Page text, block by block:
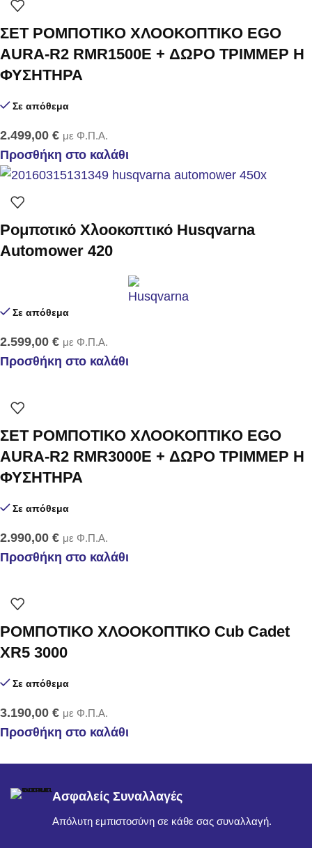
ΣΕΤ ΡΟΜΠΟΤΙΚΟ ΧΛΟΟΚΟΠΤΙΚΟ EGO
AURA-R2 RMR1500E + ΔΩΡΟ ΤΡΙΜΜΕΡ Η
ΦΥΣΗΤΗΡΑ
Σε απόθεμα
2.499,00 € με Φ.Π.Α.
Προσθήκη στο καλάθι
Ρομποτικό Χλοοκοπτικό Husqvarna
Automower 420
Σε απόθεμα
2.599,00 € με Φ.Π.Α.
Προσθήκη στο καλάθι
ΣΕΤ ΡΟΜΠΟΤΙΚΟ ΧΛΟΟΚΟΠΤΙΚΟ EGO
AURA-R2 RMR3000E + ΔΩΡΟ ΤΡΙΜΜΕΡ Η
ΦΥΣΗΤΗΡΑ
Σε απόθεμα
2.990,00 € με Φ.Π.Α.
Προσθήκη στο καλάθι
ΡΟΜΠΟΤΙΚΟ ΧΛΟΟΚΟΠΤΙΚΟ Cub Cadet
XR5 3000
Σε απόθεμα
3.190,00 € με Φ.Π.Α.
Προσθήκη στο καλάθι
Ασφαλείς Συναλλαγές
Απόλυτη εμπιστοσύνη σε κάθε σας συναλλαγή.